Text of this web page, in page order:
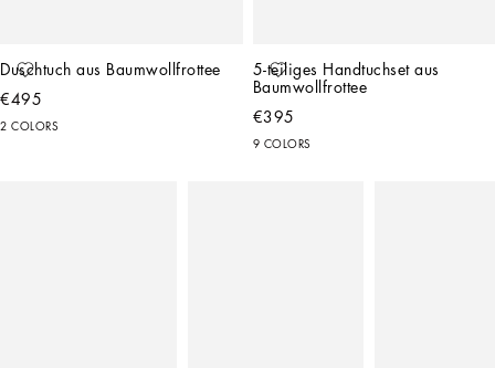
Duschtuch aus Baumwollfrottee
€495
2 COLORS
5-teiliges Handtuchset aus
Baumwollfrottee
€395
9 COLORS